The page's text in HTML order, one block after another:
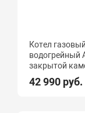
Котел
водогрейный
закрытой
42 990 руб.